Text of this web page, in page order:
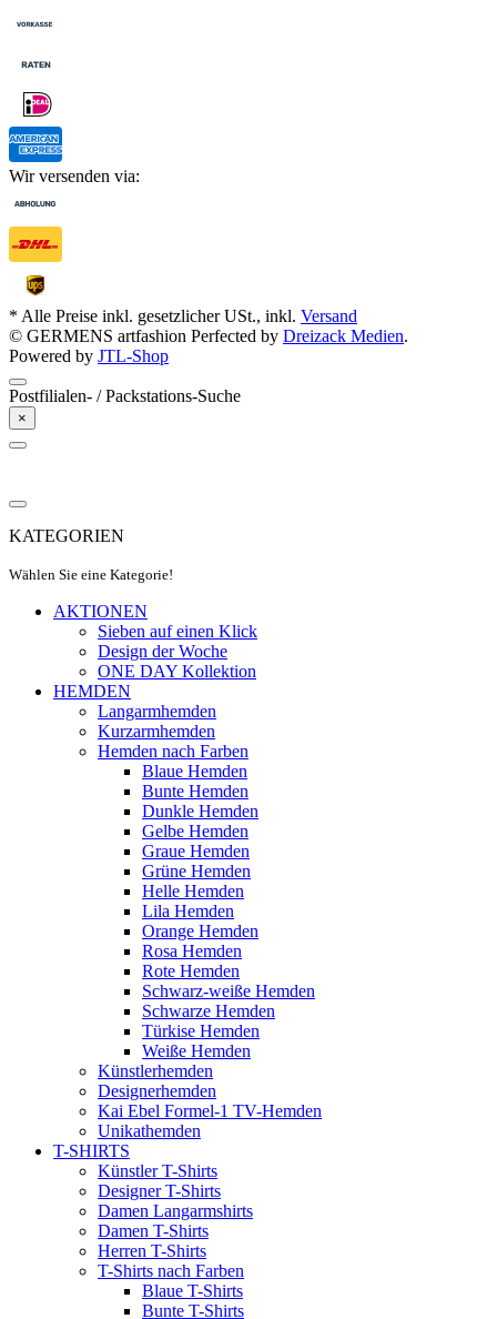
Wir versenden via:
* Alle Preise inkl. gesetzlicher USt., inkl. Versand
© GERMENS artfashion Perfected by Dreizack Medien.
Powered by JTL-Shop
Postfilialen- / Packstations-Suche
×
KATEGORIEN
Wählen Sie eine Kategorie!
AKTIONEN
Sieben auf einen Klick
Design der Woche
ONE DAY Kollektion
HEMDEN
Langarmhemden
Kurzarmhemden
Hemden nach Farben
Blaue Hemden
Bunte Hemden
Dunkle Hemden
Gelbe Hemden
Graue Hemden
Grüne Hemden
Helle Hemden
Lila Hemden
Orange Hemden
Rosa Hemden
Rote Hemden
Schwarz-weiße Hemden
Schwarze Hemden
Türkise Hemden
Weiße Hemden
Künstlerhemden
Designerhemden
Kai Ebel Formel-1 TV-Hemden
Unikathemden
T-SHIRTS
Künstler T-Shirts
Designer T-Shirts
Damen Langarmshirts
Damen T-Shirts
Herren T-Shirts
T-Shirts nach Farben
Blaue T-Shirts
Bunte T-Shirts